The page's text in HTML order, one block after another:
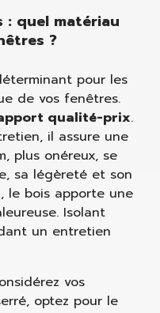
: quel matériau
?
pour les
de vos fenêtres.
qualité-prix.
il assure une
plus onéreux, se
sa légèreté et son
le bois apporte une
Isolant
un entretien
vos
optez pour le